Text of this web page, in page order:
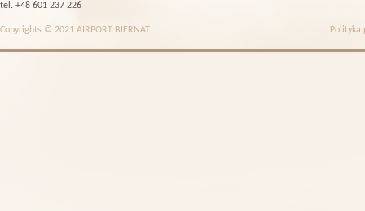
tel. +48 601 237 226
Copyrights © 2021 AIRPORT BIERNAT Polityka